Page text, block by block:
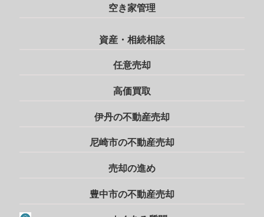
空き家管理
資産・相続相談
任意売却
高価買取
伊丹の不動産売却
尼崎市の不動産売却
売却の進め
豊中市の不動産売却